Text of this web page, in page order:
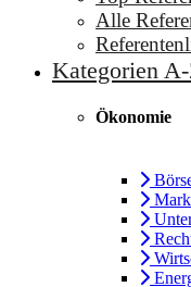
Alle
Kategorien
Ökonomie